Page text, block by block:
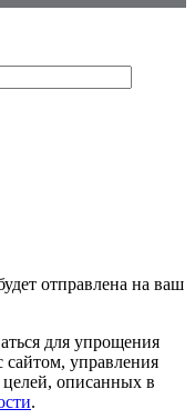
отправлена на ваш
для упрощения
сайтом, управления
описанных в
.